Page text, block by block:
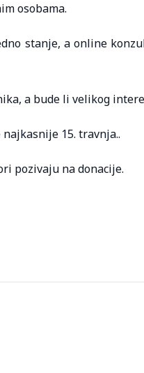
osobama.
stanje, a online
a bude li velikog
15. travnja..
pozivaju na donacije.